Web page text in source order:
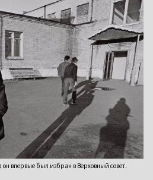
он впервые был избран в Верховный совет.